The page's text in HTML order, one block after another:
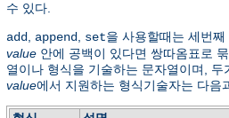
수 있다.
add append set을 사용할때는 세번째
value 안에 공백이 있다면 쌍따옴표로
열이나 형식을 기술하는 문자열이며, 두
value에서 지원하는 형식기술자는 다음